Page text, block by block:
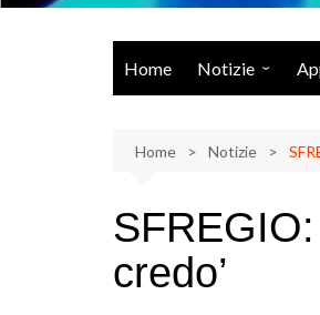
Home Notizie
Eventi
Libri
Home Notizie
credo’